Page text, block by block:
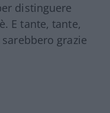
distinguere
E tante, tante,
grazie